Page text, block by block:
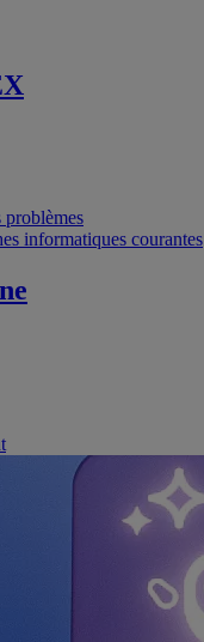
problèmes
informatiques courantes